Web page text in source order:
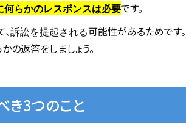
何らかのレスポンスは必要です。
訴訟を提起される可能性があるためです。
返答をしましょう。
き3つのこと